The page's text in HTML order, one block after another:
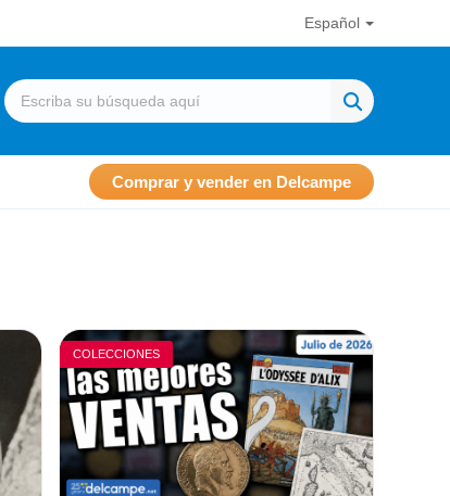
Español
Comprar y vender en Delcampe
COLECCIONES